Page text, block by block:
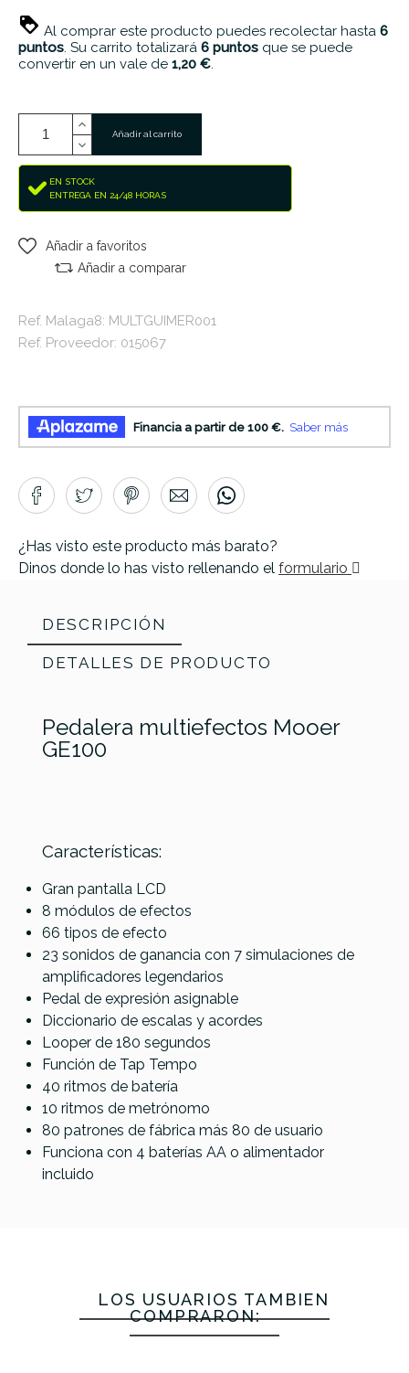
Al comprar este producto puedes recolectar hasta 6
puntos. Su carrito totalizará 6 puntos que se puede
convertir en un vale de 1,20 €.
Añadir al carrito
EN STOCK
ENTREGA EN 24/48 HORAS
Añadir a favoritos
Añadir a comparar
Ref. Malaga8: MULTGUIMER001
Ref. Proveedor: 015067
¿Has visto este producto más barato?
Dinos donde lo has visto rellenando el formulario
DESCRIPCIÓN
DETALLES DE PRODUCTO
Pedalera multiefectos Mooer
GE100
Características:
Gran pantalla LCD
8 módulos de efectos
66 tipos de efecto
23 sonidos de ganancia con 7 simulaciones de
amplificadores legendarios
Pedal de expresión asignable
Diccionario de escalas y acordes
Looper de 180 segundos
Función de Tap Tempo
40 ritmos de batería
10 ritmos de metrónomo
80 patrones de fábrica más 80 de usuario
Funciona con 4 baterías AA o alimentador
incluido
Referencia MULTGUIMER001
LOS USUARIOS TAMBIÉN
COMPRARON: